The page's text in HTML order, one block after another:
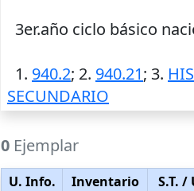
3er.año ciclo básico
1. 940.2; 2. 940.21; 3.
SECUNDARIO
0 Ejemplar
U. Info. Inventario S.T. /